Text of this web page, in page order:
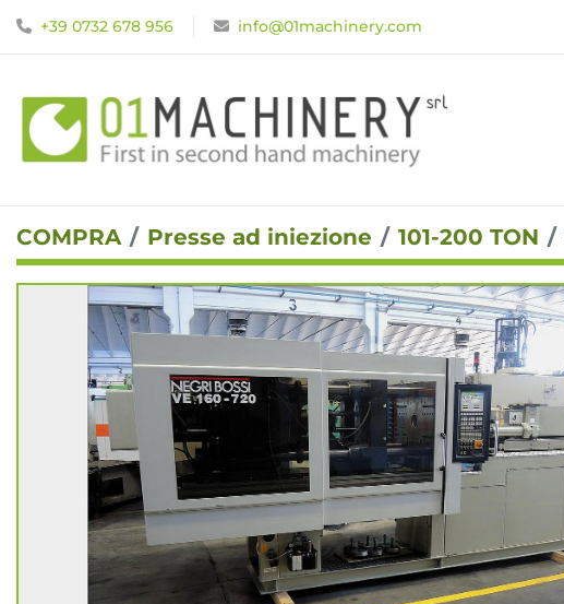
+39 0732 678 956 info@01machinery.com
COMPRA Presse ad iniezione 101-200 TON